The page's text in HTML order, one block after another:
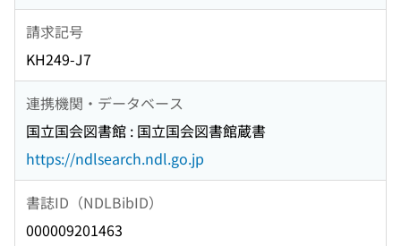
請求記号
KH249-J7
連携機関・データベース
国立国会図書館 : 国立国会図書館蔵書
https://ndlsearch.ndl.go.jp
書誌ID（NDLBibID）
000009201463